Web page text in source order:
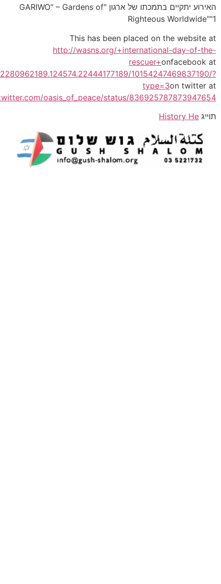
https://www.facebook.com/oasisofpeace/photos/
https://